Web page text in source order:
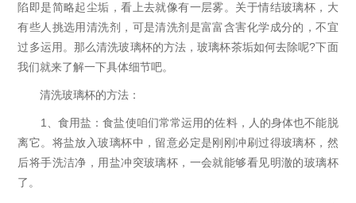
陷即是简略起尘垢，看上去就像有一层雾。关于情结玻璃杯，大
有些人挑选用清洗剂，可是清洗剂是富富含害化学成分的，不宜
过多运用。那么清洗玻璃杯的方法，玻璃杯茶垢如何去除呢?下面
我们就来了解一下具体细节吧。
清洗玻璃杯的方法：
1、食用盐：食盐使咱们常常运用的佐料，人的身体也不能脱
离它。将盐放入玻璃杯中，留意必定是刚刚冲刷过得玻璃杯，然
后将手洗洁净，用盐冲突玻璃杯，一会就能够看见明澈的玻璃杯
了。